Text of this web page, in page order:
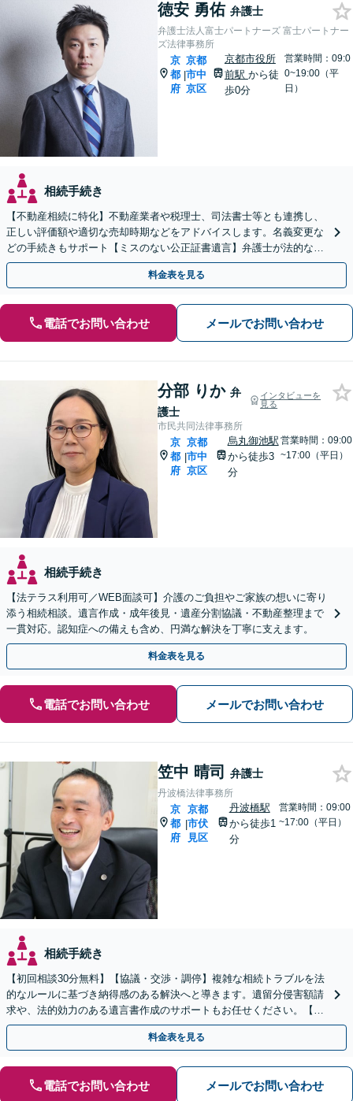
徳安 勇佑 弁護士
弁護士法人富士パートナーズ 富士パートナー
ズ法律事務所
京
都
府
|
京都
市中
京区
京都市役所
前駅 から徒
歩0分
営業時間：09:0
0~19:00（平
日）
相続手続き
【不動産相続に特化】不動産業者や税理士、司法書士等とも連携し、
正しい評価額や適切な売却時期などをアドバイスします。名義変更な
どの手続きもサポート【ミスのない公正証書遺言】弁護士が法的な観
点から遺言書を作成します。
料金表を見る
電話でお問い合わせ メールでお問い合わせ
分部 りか 弁
護士
インタビューを
見る
市民共同法律事務所
京
都
府
|
京都
市中
京区
烏丸御池駅
から徒歩3
分
営業時間：09:00
~17:00（平日）
相続手続き
【法テラス利用可／WEB面談可】介護のご負担やご家族の想いに寄り
添う相続相談。遺言作成・成年後見・遺産分割協議・不動産整理まで
一貫対応。認知症への備えも含め、円満な解決を丁寧に支えます。
料金表を見る
電話でお問い合わせ メールでお問い合わせ
笠中 晴司 弁護士
丹波橋法律事務所
京
都
府
|
京都
市伏
見区
丹波橋駅
から徒歩1
分
営業時間：09:00
~17:00（平日）
相続手続き
【初回相談30分無料】【協議・交渉・調停】複雑な相続トラブルを法
的なルールに基づき納得感のある解決へと導きます。遺留分侵害額請
求や、法的効力のある遺言書作成のサポートもお任せください。【京
阪丹波橋駅徒歩1分】【初回相談無料】
料金表を見る
電話でお問い合わせ メールでお問い合わせ